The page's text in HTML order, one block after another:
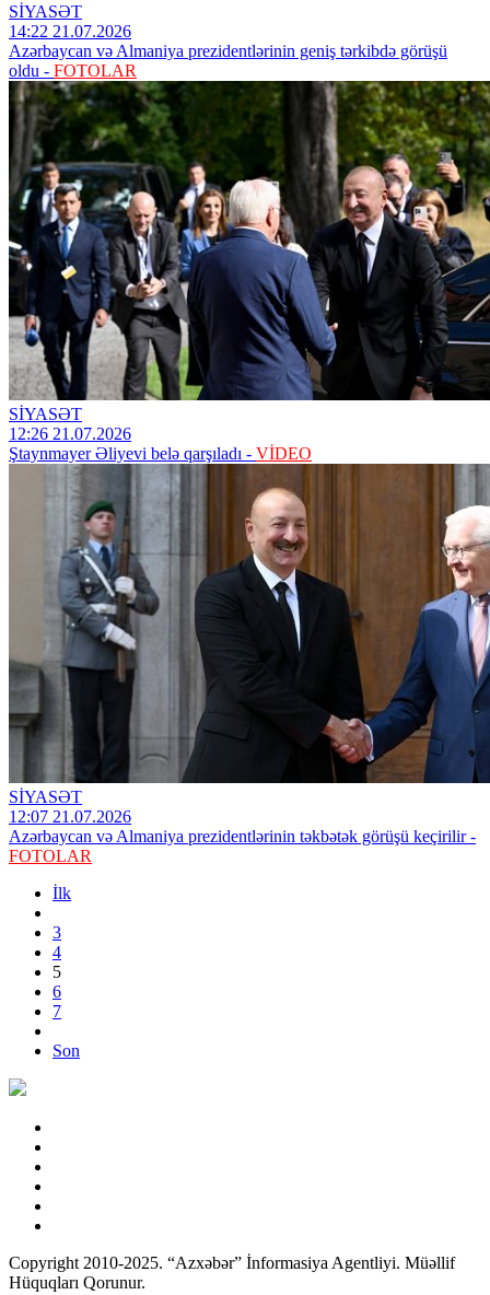
SİYASƏT
14:22 21.07.2026
Azərbaycan və Almaniya prezidentlərinin geniş tərkibdə görüşü
oldu - FOTOLAR
SİYASƏT
12:26 21.07.2026
Ştaynmayer Əliyevi belə qarşıladı - VİDEO
SİYASƏT
12:07 21.07.2026
Azərbaycan və Almaniya prezidentlərinin təkbətək görüşü keçirilir -
FOTOLAR
İlk
3
4
5
6
7
Son
Copyright 2010-2025. “Azxəbər” İnformasiya Agentliyi. Müəllif
Hüquqları Qorunur.